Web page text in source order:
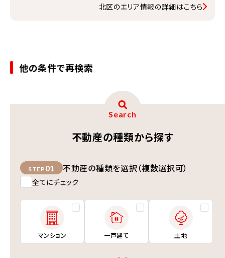
北区のエリア情報の詳細はこちら
他の条件で再検索
Search
不動産の種類から探す
STEP 01 不動産の種類を選択（複数選択可）
全てにチェック
マンション 一戸建て 土地